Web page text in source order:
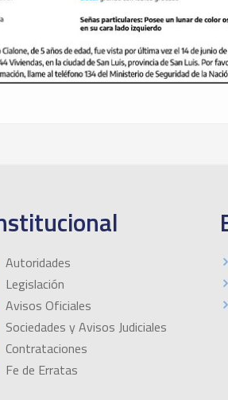
Autoridades
Legislación
Avisos Oficiales
Sociedades y Avisos Judiciales
Contrataciones
Fe de Erratas